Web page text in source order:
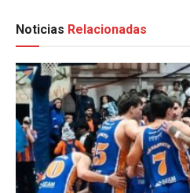
Noticias Relacionadas